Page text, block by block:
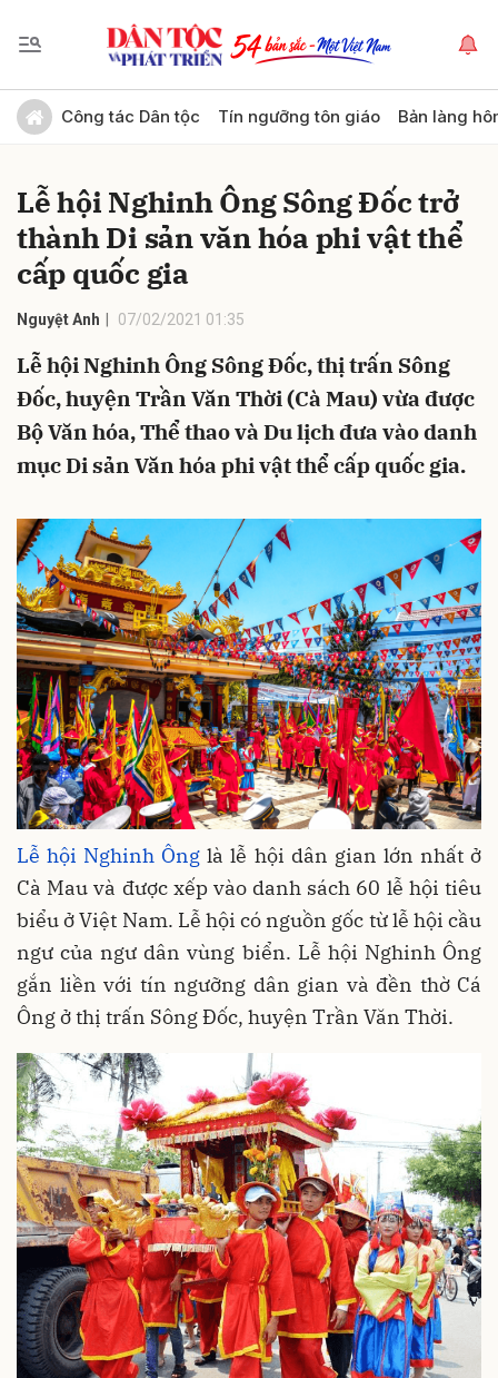
Công tác Dân tộc Tín ngưỡng tôn giáo Bản làng
Lễ hội Nghinh Ông Sông Đốc trở
thành Di sản văn hóa phi vật thể
cấp quốc gia
Nguyệt Anh 07/02/2021 01:35
Lễ hội Nghinh Ông Sông Đốc, thị trấn Sông
Đốc, huyện Trần Văn Thời (Cà Mau) vừa được
Bộ Văn hóa, Thể thao và Du lịch đưa vào danh
mục Di sản Văn hóa phi vật thể cấp quốc gia.
Lễ hội Nghinh Ông là lễ hội dân gian lớn nhất ở
Cà Mau và được xếp vào danh sách 60 lễ hội tiêu
biểu ở Việt Nam. Lễ hội có nguồn gốc từ lễ hội cầu
ngư của ngư dân vùng biển. Lễ hội Nghinh Ông
gắn liền với tín ngưỡng dân gian và đền thờ Cá
Ông ở thị trấn Sông Đốc, huyện Trần Văn Thời.
Gửi bình luận